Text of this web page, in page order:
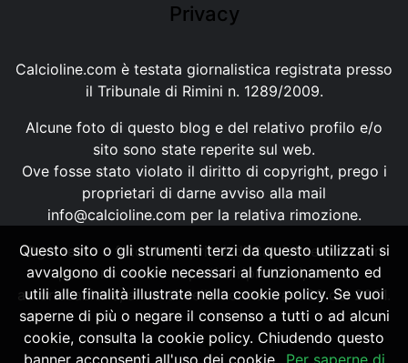
Privacy
Calcioline.com è testata giornalistica registrata presso
il Tribunale di Rimini n. 1289/2009.
Alcune foto di questo blog e del relativo profilo e/o
sito sono state reperite sul web.
Ove fosse stato violato il diritto di copyright, prego i
proprietari di darne avviso alla mail
info@calcioline.com per la relativa rimozione.
Ogni testo e foto di proprietà di Calcioline.com non
possono essere copiati o riprodotti, senza
autorizzazione, ai sensi della normativa n.29 del 2001.
Questo sito o gli strumenti terzi da questo utilizzati si
avvalgono di cookie necessari al funzionamento ed
utili alle finalità illustrate nella cookie policy. Se vuoi
saperne di più o negare il consenso a tutti o ad alcuni
cookie, consulta la cookie policy. Chiudendo questo
banner acconsenti all'uso dei cookie.
Per saperne di